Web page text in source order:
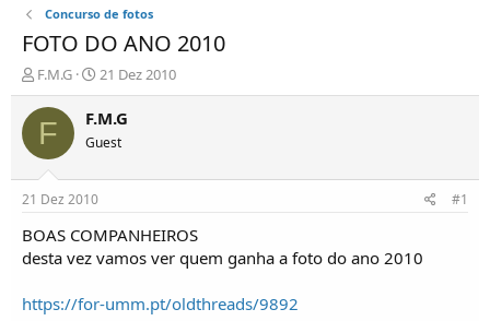
Concurso de fotos
FOTO DO ANO 2010
I
n
i
i
d
o
r
e
ó
F.M.G
D
a
t
d
í
i
21 Dez 2010
F F.M.G
Guest
21 Dez 2010 #1
BOAS COMPANHEIROS
desta vez vamos ver quem ganha a foto do ano 2010
https://for-umm.pt/oldthreads/9892